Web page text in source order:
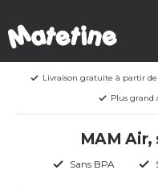
Livraison gratuite à partir de
Plus grand
MAM Air,
Sans BPA